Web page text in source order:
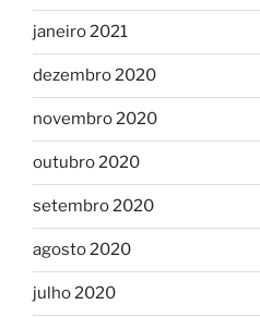
janeiro 2021
dezembro 2020
novembro 2020
outubro 2020
setembro 2020
agosto 2020
julho 2020